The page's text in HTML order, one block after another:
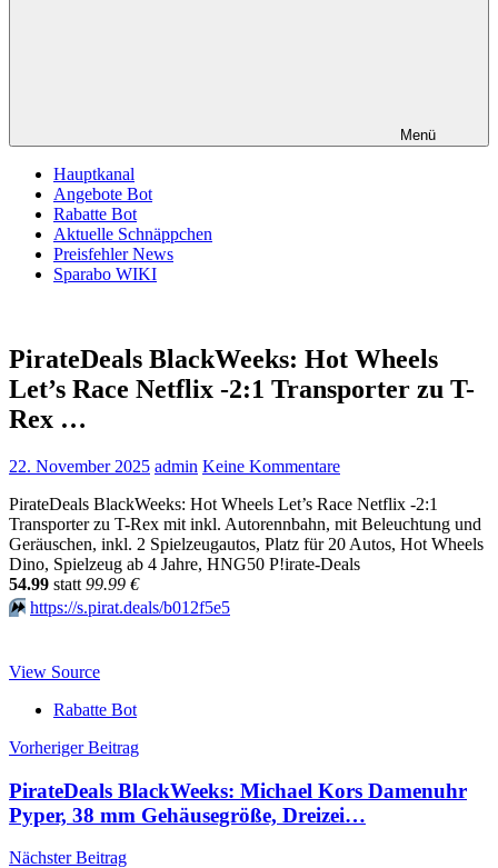
Menü
Hauptkanal
Angebote Bot
Rabatte Bot
Aktuelle Schnäppchen
Preisfehler News
Sparabo WIKI
PirateDeals BlackWeeks: Hot Wheels
Let’s Race Netflix -2:1 Transporter zu T-
Rex …
22. November 2025 admin Keine Kommentare
PirateDeals BlackWeeks: Hot Wheels Let’s Race Netflix -2:1
Transporter zu T-Rex mit inkl. Autorennbahn, mit Beleuchtung und
Geräuschen, inkl. 2 Spielzeugautos, Platz für 20 Autos, Hot Wheels
Dino, Spielzeug ab 4 Jahre, HNG50 P!irate-Deals
54.99 statt 99.99 €
⏩️ https://s.pirat.deals/b012f5e5
View Source
Rabatte Bot
Beitragsnavigation
Vorheriger Beitrag
PirateDeals BlackWeeks: Michael Kors Damenuhr
Pyper, 38 mm Gehäusegröße, Dreizei…
Nächster Beitrag